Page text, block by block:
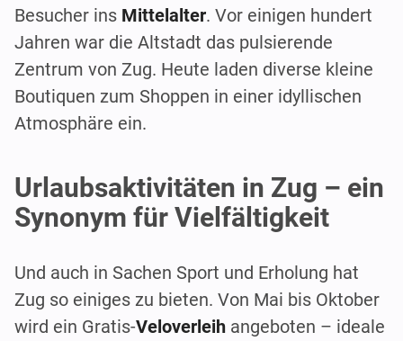
Besucher ins Mittelalter. Vor einigen hundert
Jahren war die Altstadt das pulsierende
Zentrum von Zug. Heute laden diverse kleine
Boutiquen zum Shoppen in einer idyllischen
Atmosphäre ein.
Urlaubsaktivitäten in Zug – ein
Synonym für Vielfältigkeit
Und auch in Sachen Sport und Erholung hat
Zug so einiges zu bieten. Von Mai bis Oktober
wird ein Gratis-Veloverleih angeboten – ideale